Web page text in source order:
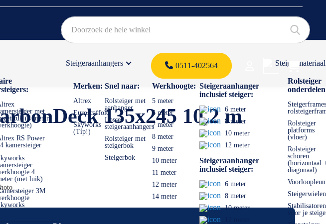
0511-402564
met
(4 meter
RS Power
kamersteiger
4
(met luik)
3M
Steigeraanhangers
Merken:
Altrex
Euroscaffold
Skyworks
(Tip!)
Snel naar:
Rolsteiger met
aanhanger
Losse
steigeraanhangers
Rolsteiger met
steigerbok
Steigerbok
Werkhoogte:
5 meter
6 meter
7 meter
8 meter
9 meter
10 meter
11 meter
12 meter
14 meter
Steigeraanhanger
inclusief steiger:
6 meter
8 meter
10 meter
12 meter
Steigeraanhanger
inclusief steiger:
6 meter
8 meter
10 meter
Steigermateriaal
Rolsteiger
Rolsteiger
platforms
(vloer)
Rolsteiger
schoren
(horizontaal
diagonaal)
Steigerwielen
Stabilisatoren
voor je
135x245 10,2 m